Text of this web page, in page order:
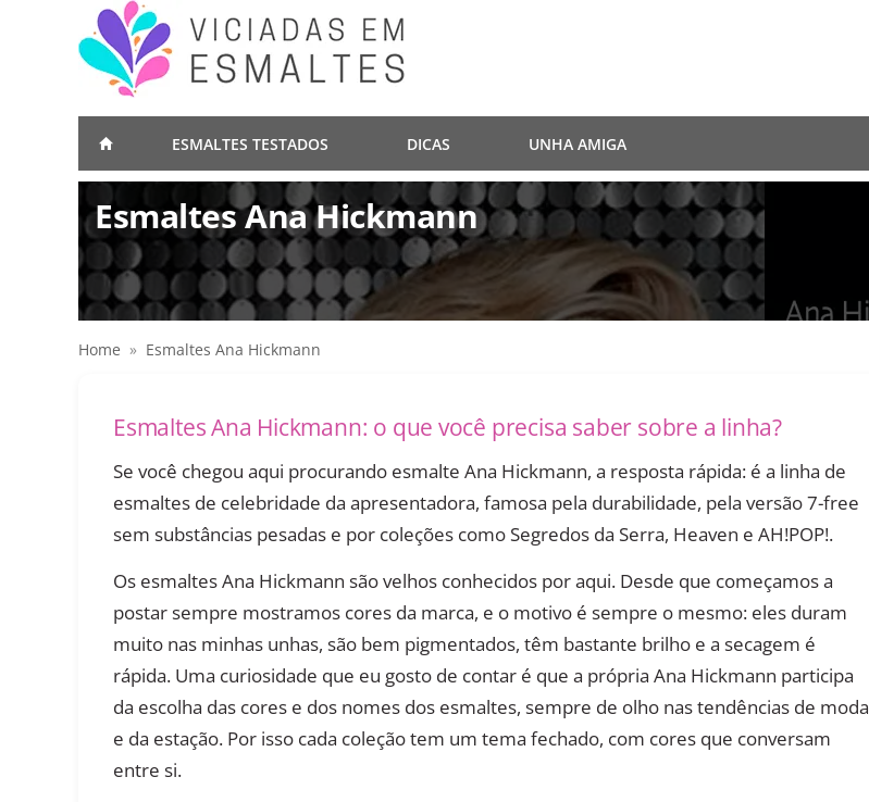
ESMALTES TESTADOS DICAS UNHA AMIGA
Esmaltes Ana Hickmann
Home » Esmaltes Ana Hickmann
Esmaltes Ana Hickmann: o que você precisa saber sobre a linha?
Se você chegou aqui procurando esmalte Ana Hickmann, a resposta rápida: é a linha de
esmaltes de celebridade da apresentadora, famosa pela durabilidade, pela versão 7-free
sem substâncias pesadas e por coleções como Segredos da Serra, Heaven e AH!POP!.
Os esmaltes Ana Hickmann são velhos conhecidos por aqui. Desde que começamos a
postar sempre mostramos cores da marca, e o motivo é sempre o mesmo: eles duram
muito nas minhas unhas, são bem pigmentados, têm bastante brilho e a secagem é
rápida. Uma curiosidade que eu gosto de contar é que a própria Ana Hickmann participa
da escolha das cores e dos nomes dos esmaltes, sempre de olho nas tendências de moda
e da estação. Por isso cada coleção tem um tema fechado, com cores que conversam
entre si.